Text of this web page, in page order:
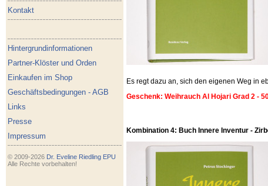
Kontakt
Hintergrundinformationen
Partner-Klöster und Orden
Einkaufen im Shop
Geschäftsbedingungen - AGB
Links
Presse
Impressum
© 2009-2026 Dr. Eveline Riedling EPU
Alle Rechte vorbehalten!
Es regt dazu an, sich den eigenen Weg in
Geschenk: Weihrauch Al Hojari Grad 2 -
Kombination 4: Buch Innere Inventur -